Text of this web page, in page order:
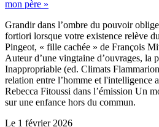
mon père »
Grandir dans l’ombre du pouvoir
fortiori lorsque votre existence relève
Pingeot, « fille cachée » de François
Auteur d’une vingtaine d’ouvrages, la
Inappropriable (ed. Climats
relation entre l’homme et l'intelligence
Rebecca Fitoussi dans l’émission Un
sur une enfance hors du commun.
Le 1 février 2026